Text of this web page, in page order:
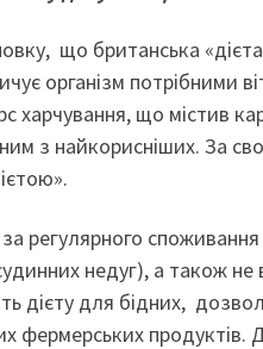
що британська
організм потрібними
харчування, що містив
з найкорисніших. За
регулярного
недуг), а також
дієту для бідних,
фермерських продуктів.